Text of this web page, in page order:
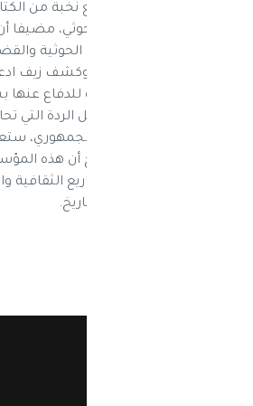
أعمال فكرية –بالتعاون مع نُخبة من
ملازم مؤسسها حسين الحوثي، مضيفا
بأن مواجهة الحركة الحوثية
الفكري ودحض أسسه وكشف زيف
كل المؤمنين بالجمهورية للدفاع عنها
جميعهم خاصة في ظل الردة التي
تنطلق منها مؤسسة اليمن الجمهوري،
بحقيقة عصر الأئمة، وأوضح أن هذه
كما أنها ستسهم في المشاريع
التي غُيبت عن قراءة التاريخ.